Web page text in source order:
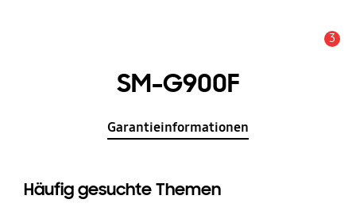
3
SM-G900F
Garantieinformationen
Häufig gesuchte Themen